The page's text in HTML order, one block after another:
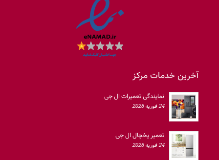
آخرین خدمات مرکز
نمایندگی تعمیرات ال جی
24 فوریه 2026
تعمیر یخچال ال جی
24 فوریه 2026